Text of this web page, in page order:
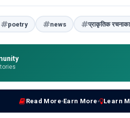
poetry news प्राकृतिक
Read More Earn More Learn